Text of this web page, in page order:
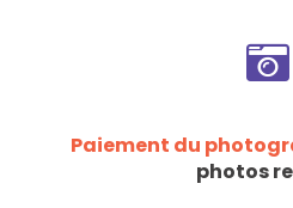
Paiement du
photos